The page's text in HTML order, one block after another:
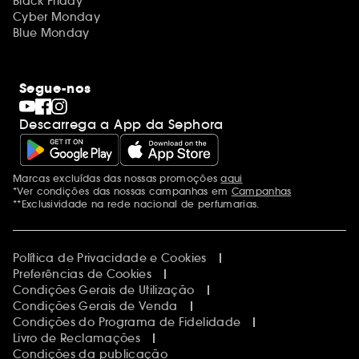
Cyber Monday
Blue Monday
Segue-nos
Descarrega a App da Sephora
Menções adicionais
Marcas excluídas das nossas promoçõesaqui
*Ver condições das nossas campanhas em Campanhas
**Exclusividade na rede nacional de perfumarias.
Política de Privacidade e Cookies
Preferências de Cookies
Condições Gerais de Utilização
Condições Gerais de Venda
Condições do Programa de Fidelidade
Livro de Reclamações
Condições da publicação